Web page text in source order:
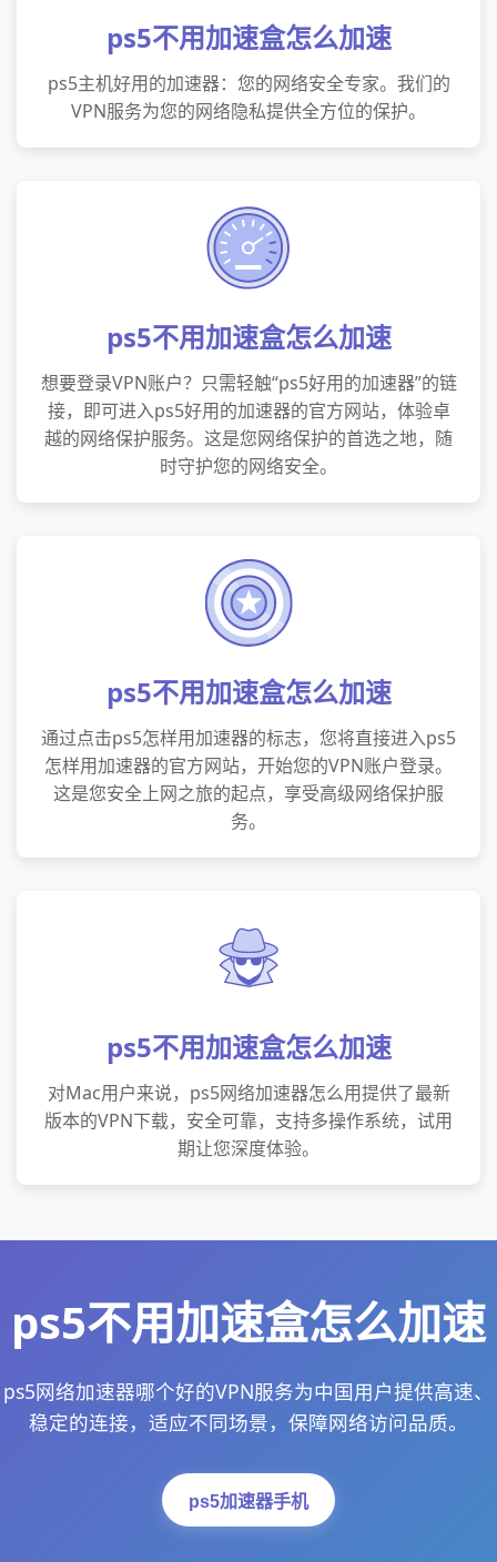
ps5不用加速盒怎么加速
ps5主机好用的加速器：您的网络安全专家。我们的
VPN服务为您的网络隐私提供全方位的保护。
ps5不用加速盒怎么加速
想要登录VPN账户？只需轻触“ps5好用的加速器”的链
接，即可进入ps5好用的加速器的官方网站，体验卓
越的网络保护服务。这是您网络保护的首选之地，随
时守护您的网络安全。
ps5不用加速盒怎么加速
通过点击ps5怎样用加速器的标志，您将直接进入ps5
怎样用加速器的官方网站，开始您的VPN账户登录。
这是您安全上网之旅的起点，享受高级网络保护服
务。
ps5不用加速盒怎么加速
对Mac用户来说，ps5网络加速器怎么用提供了最新
版本的VPN下载，安全可靠，支持多操作系统，试用
期让您深度体验。
ps5不用加速盒怎么加速
ps5网络加速器哪个好的VPN服务为中国用户提供高速、
稳定的连接，适应不同场景，保障网络访问品质。
ps5加速器手机